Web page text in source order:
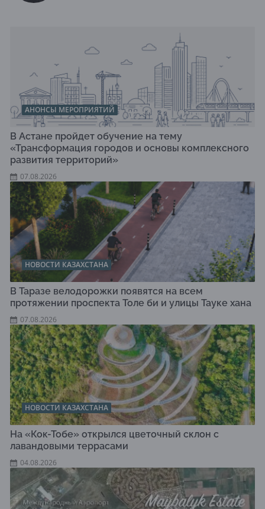
АНОНСЫ МЕРОПРИЯТИЙ
В Астане пройдет обучение на тему
«Трансформация городов и основы комплексного
развития территорий»
07.08.2026
НОВОСТИ КАЗАХСТАНА
В Таразе велодорожки появятся на всем
протяжении проспекта Толе би и улицы Тауке хана
07.08.2026
НОВОСТИ КАЗАХСТАНА
На «Кок-Тобе» открылся цветочный склон с
лавандовыми террасами
04.08.2026